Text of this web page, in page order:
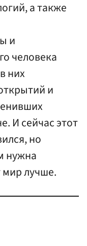
а также
и
человека
них
и
И сейчас этот
но
нужна
лучше.